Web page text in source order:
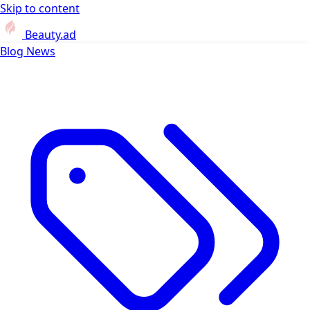
Skip to content
Beauty.ad
Blog News